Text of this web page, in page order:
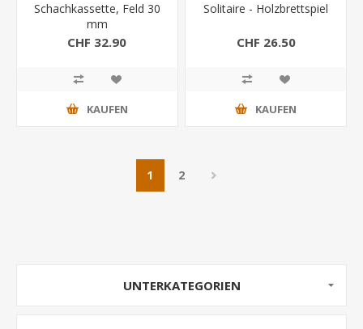
Schachkassette, Feld 30
mm
CHF 32.90
KAUFEN
Solitaire - Holzbrettspiel
CHF 26.50
KAUFEN
1 2
UNTERKATEGORIEN